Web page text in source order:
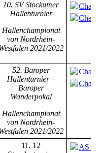
10. SV Stockumer
Hallenturnier
Hallenchampionat
von Nordrhein-
2021/2022
52. Baroper
Hallenturnier –
Baroper
Wanderpokal
Hallenchampionat
von Nordrhein-
2021/2022
11. 12
AS_12